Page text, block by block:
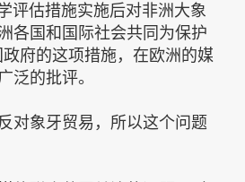
评估措施实施后对非洲大象
各国和国际社会共同为保护
府的这项措施，在欧洲的媒
泛的批评。
对象牙贸易，所以这个问题